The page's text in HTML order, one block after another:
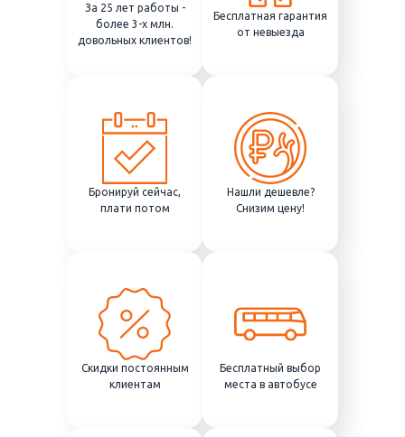
За 25 лет работы -
более 3-х млн.
довольных клиентов!
Бесплатная гарантия
от невыезда
Бронируй сейчас,
плати потом
Нашли дешевле?
Снизим цену!
Скидки постоянным
клиентам
Бесплатный выбор
места в автобусе